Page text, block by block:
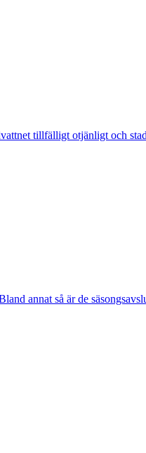
tillfälligt otjänligt och
annat så är de